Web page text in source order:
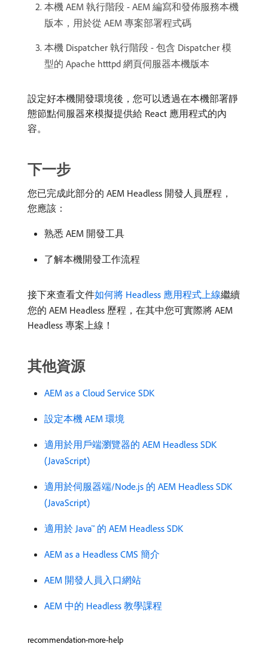
本機 AEM 執行階段 - AEM 編寫和發佈服務本機
版本，用於從 AEM 專案部署程式碼
本機 Dispatcher 執行階段 - 包含 Dispatcher 模
型的 Apache htttpd 網頁伺服器本機版本
設定好本機開發環境後，您可以透過在本機部署靜
態節點伺服器來模擬提供給 React 應用程式的內
容。
下一步
您已完成此部分的 AEM Headless 開發人員歷程，
您應該：
熟悉 AEM 開發工具
了解本機開發工作流程
接下來查看文件如何將 Headless 應用程式上線繼續
您的 AEM Headless 歷程，在其中您可實際將 AEM
Headless 專案上線！
其他資源
AEM as a Cloud Service SDK
設定本機 AEM 環境
適用於用戶端瀏覽器的 AEM Headless SDK
(JavaScript)
適用於伺服器端/Node.js 的 AEM Headless SDK
(JavaScript)
適用於 Java™ 的 AEM Headless SDK
AEM as a Headless CMS 簡介
AEM 開發人員入口網站
AEM 中的 Headless 教學課程
recommendation-more-help